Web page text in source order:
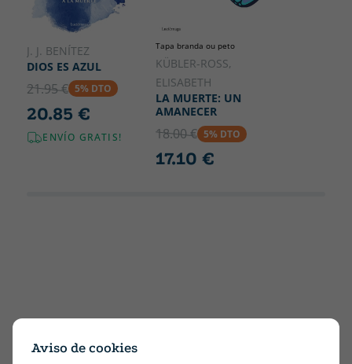
Aviso de cookies
J. J. BENÍTEZ
DIOS ES AZUL
21.95 € 5% DTO
20.85 €
ENVÍO GRATIS!
Tapa branda ou peto
KÜBLER-ROSS,
ELISABETH
LA MUERTE: UN
AMANECER
18.00 € 5% DTO
17.10 €